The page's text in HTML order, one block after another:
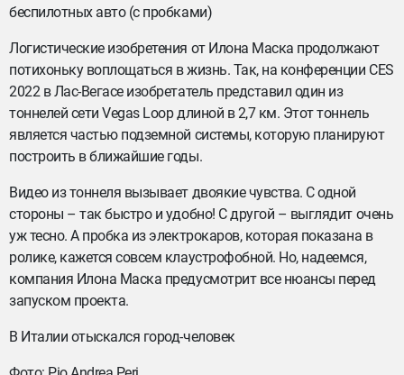
беспилотных авто (с пробками)
Логистические изобретения от Илона Маска продолжают
потихоньку воплощаться в жизнь. Так, на конференции CES
2022 в Лас-Вегасе изобретатель представил один из
тоннелей сети Vegas Loop длиной в 2,7 км. Этот тоннель
является частью подземной системы, которую планируют
построить в ближайшие годы.
Видео из тоннеля вызывает двоякие чувства. С одной
стороны – так быстро и удобно! С другой – выглядит очень
уж тесно. А пробка из электрокаров, которая показана в
ролике, кажется совсем клаустрофобной. Но, надеемся,
компания Илона Маска предусмотрит все нюансы перед
запуском проекта.
В Италии отыскался город-человек